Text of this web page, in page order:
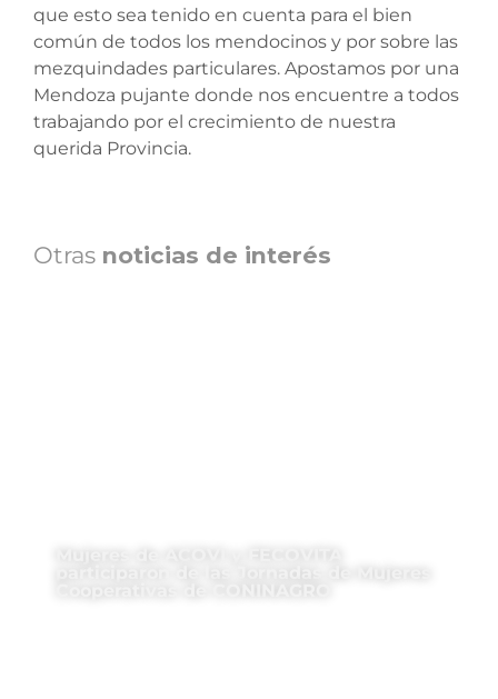
que esto sea tenido en cuenta para el bien
común de todos los mendocinos y por sobre las
mezquindades particulares. Apostamos por una
Mendoza pujante donde nos encuentre a todos
trabajando por el crecimiento de nuestra
querida Provincia.
Otras noticias de interés